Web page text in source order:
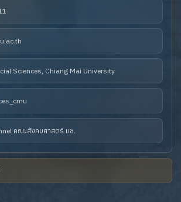
Sciences, Chiang Mai University
คณะสังคมศาสตร์ มช.